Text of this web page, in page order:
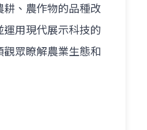
耕、農作物的品種改
運用現代展示科技的
觀眾瞭解農業生態和